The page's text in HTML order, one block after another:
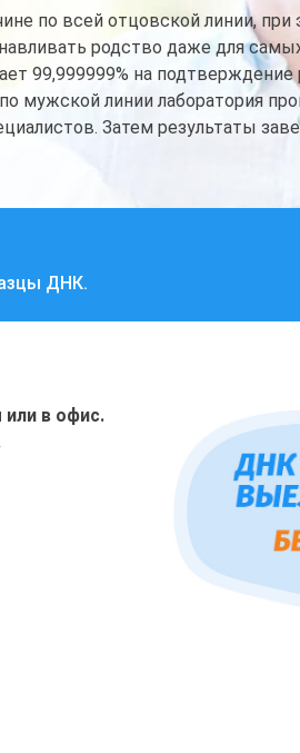
по всей отцовской линии, при
родство даже для
99,999999% на подтверждение
мужской линии лаборатория
Затем результаты
ДНК.
в офис.